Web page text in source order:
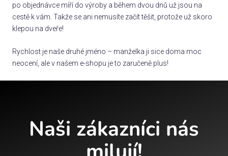
po objednávce míří do výroby a během dvou dnů už jsou na
cestě k vám. Takže se ani nemusíte začít těšit, protože už skoro
klepou na dveře!
Rychlost je naše druhé jméno – manželka ji sice doma moc
neocení, ale v našem e-shopu je to zaručeně plus!
Naši zákazníci nás